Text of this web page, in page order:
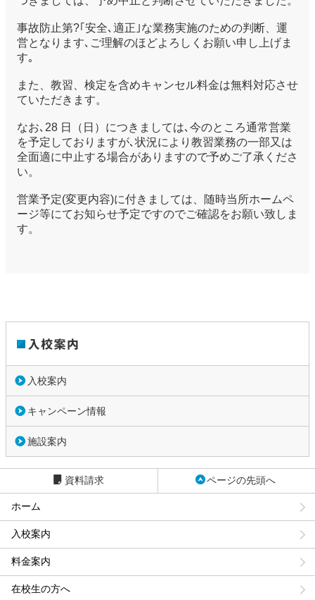
事故防止第?｢安全､適正｣な業務実施のための判断、運
営となります､ご理解のほどよろしくお願い申し上げま
す｡
また、教習、検定を含めキャンセル料金は無料対応させ
ていただきます。
なお､28 日（日）につきましては､今のところ通常営業
を予定しておりますが､状況により教習業務の一部又は
全面適に中止する場合がありますので予めご了承くださ
い。
営業予定(変更内容)に付きましては、随時当所ホームペ
ージ等にてお知らせ予定ですのでご確認をお願い致しま
す。
入校案内
キャンペーン情報
施設案内
資料請求 ページの先頭へ
ホーム
入校案内
料金案内
在校生の方へ